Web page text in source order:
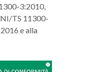
3:2010,
TS 11300-
e alla